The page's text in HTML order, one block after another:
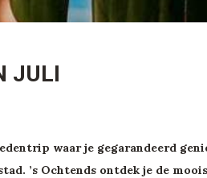
JULI
waar je gegarandeerd
’s Ochtends ontdek je de